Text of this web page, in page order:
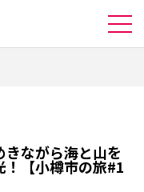
きながら海と山を
！【小樽市の旅#1